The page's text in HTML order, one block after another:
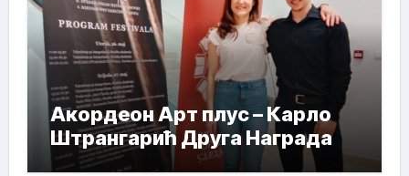
Акордеон Арт плус – Карло
Штрангарић Друга Награда